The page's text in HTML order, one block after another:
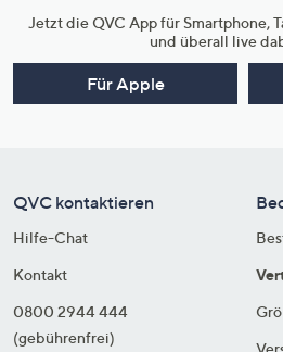
Jetzt die QVC App für Smartphone,
und überall live
Für Apple
QVC kontaktieren
Hilfe-Chat
Kontakt
0800 2944 444
(gebührenfrei)